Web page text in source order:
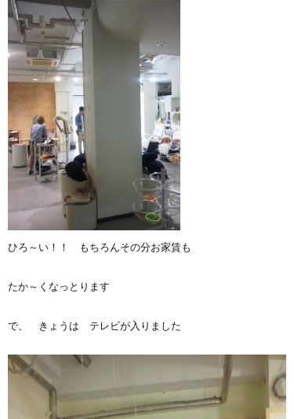
ひろ～い！！ もちろんその分お家賃も
たか～くなっとります
で、 きょうは テレビが入りました